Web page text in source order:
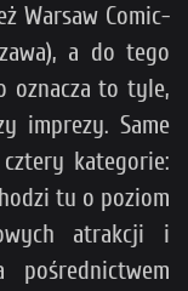
Warsaw Comic-
a do tego
oznacza to tyle,
imprezy. Same
kategorie:
tu o poziom
atrakcji i